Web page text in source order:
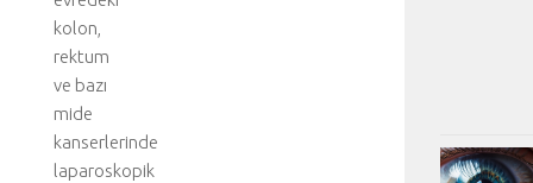
kolon,
rektum
ve bazı
mide
kanserlerinde
laparoskopik